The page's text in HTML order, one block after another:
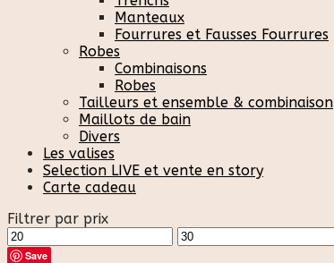
Manteaux
Fourrures et Fausses Fourrures
Robes
Combinaisons
Robes
Tailleurs et ensemble & combinaison
Maillots de bain
Divers
Les valises
Selection LIVE et vente en story
Carte cadeau
Filtrer par prix
Prix
min
Prix
max
Save